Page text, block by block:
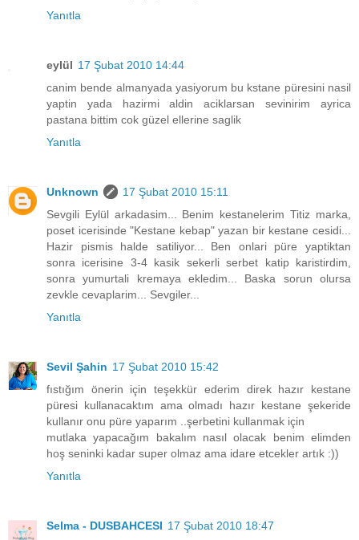
Yanıtla
eylül 17 Şubat 2010 14:44
canim bende almanyada yasiyorum bu kstane püresini nasil
yaptin yada hazirmi aldin aciklarsan sevinirim ayrica
pastana bittim cok güzel ellerine saglik
Yanıtla
Unknown
17 Şubat 2010 15:11
Sevgili Eylül arkadasim... Benim kestanelerim Titiz marka,
poset icerisinde "Kestane kebap" yazan bir kestane cesidi...
Hazir pismis halde satiliyor... Ben onlari püre yaptiktan
sonra icerisine 3-4 kasik sekerli serbet katip karistirdim,
sonra yumurtali kremaya ekledim... Baska sorun olursa
zevkle cevaplarim... Sevgiler...
Yanıtla
Sevil Şahin 17 Şubat 2010 15:42
fıstığım önerin için teşekkür ederim direk hazır kestane
püresi kullanacaktım ama olmadı hazır kestane şekeride
kullanır onu püre yaparım ..şerbetini kullanmak için
mutlaka yapacağım bakalım nasıl olacak benim elimden
hoş seninki kadar super olmaz ama idare etcekler artık :))
Yanıtla
Selma - DUSBAHCESI 17 Şubat 2010 18:47